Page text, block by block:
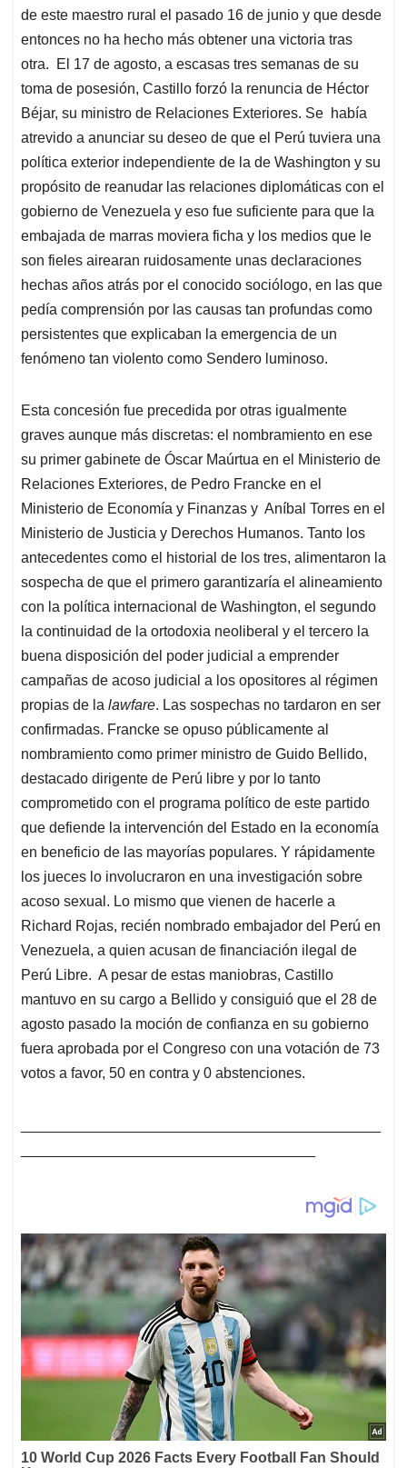
de este maestro rural el pasado 16 de junio y que desde
entonces no ha hecho más obtener una victoria tras
otra. El 17 de agosto, a escasas tres semanas de su
toma de posesión, Castillo forzó la renuncia de Héctor
Béjar, su ministro de Relaciones Exteriores. Se había
atrevido a anunciar su deseo de que el Perú tuviera una
política exterior independiente de la de Washington y su
propósito de reanudar las relaciones diplomáticas con el
gobierno de Venezuela y eso fue suficiente para que la
embajada de marras moviera ficha y los medios que le
son fieles airearan ruidosamente unas declaraciones
hechas años atrás por el conocido sociólogo, en las que
pedía comprensión por las causas tan profundas como
persistentes que explicaban la emergencia de un
fenómeno tan violento como Sendero luminoso.
Esta concesión fue precedida por otras igualmente
graves aunque más discretas: el nombramiento en ese
su primer gabinete de Óscar Maúrtua en el Ministerio de
Relaciones Exteriores, de Pedro Francke en el
Ministerio de Economía y Finanzas y Aníbal Torres en el
Ministerio de Justicia y Derechos Humanos. Tanto los
antecedentes como el historial de los tres, alimentaron la
sospecha de que el primero garantizaría el alineamiento
con la política internacional de Washington, el segundo
la continuidad de la ortodoxia neoliberal y el tercero la
buena disposición del poder judicial a emprender
campañas de acoso judicial a los opositores al régimen
propias de la lawfare. Las sospechas no tardaron en ser
confirmadas. Francke se opuso públicamente al
nombramiento como primer ministro de Guido Bellido,
destacado dirigente de Perú libre y por lo tanto
comprometido con el programa político de este partido
que defiende la intervención del Estado en la economía
en beneficio de las mayorías populares. Y rápidamente
los jueces lo involucraron en una investigación sobre
acoso sexual. Lo mismo que vienen de hacerle a
Richard Rojas, recién nombrado embajador del Perú en
Venezuela, a quien acusan de financiación ilegal de
Perú Libre. A pesar de estas maniobras, Castillo
mantuvo en su cargo a Bellido y consiguió que el 28 de
agosto pasado la moción de confianza en su gobierno
fuera aprobada por el Congreso con una votación de 73
votos a favor, 50 en contra y 0 abstenciones.